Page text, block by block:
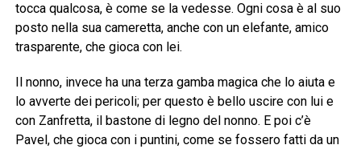
tocca qualcosa, è come se la vedesse. Ogni cosa è al suo
posto nella sua cameretta, anche con un elefante, amico
trasparente, che gioca con lei.
Il nonno, invece ha una terza gamba magica che lo aiuta e
lo avverte dei pericoli; per questo è bello uscire con lui e
con Zanfretta, il bastone di legno del nonno. E poi c’è
Pavel, che gioca con i puntini, come se fossero fatti da un